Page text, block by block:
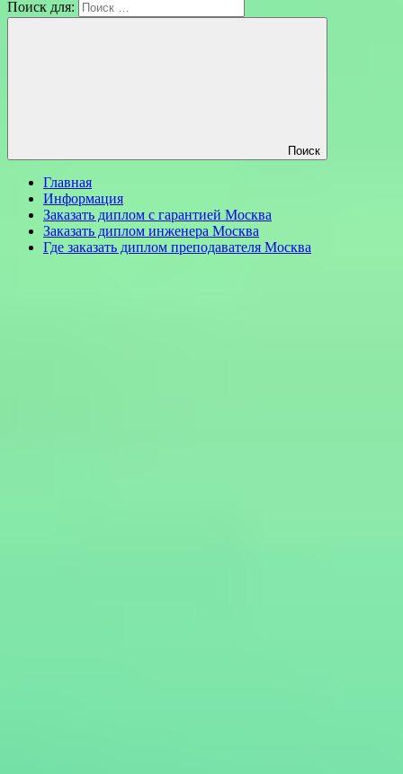
Поиск для:
Поиск
Главная
Информация
Заказать диплом с гарантией Москва
Заказать диплом инженера Москва
Где заказать диплом преподавателя Москва